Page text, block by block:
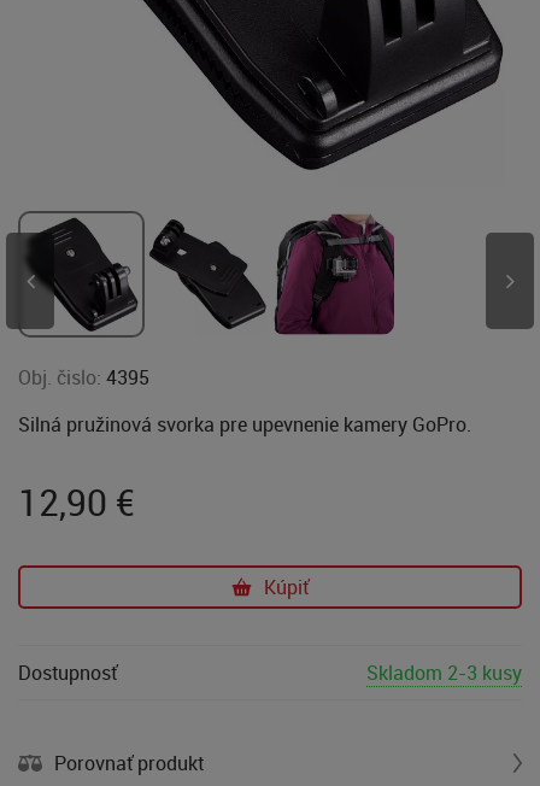
Obj. čislo: 4395
Silná pružinová svorka pre upevnenie kamery GoPro.
12,90 €
Kúpiť
Dostupnosť Skladom 2-3 kusy
Porovnať produkt